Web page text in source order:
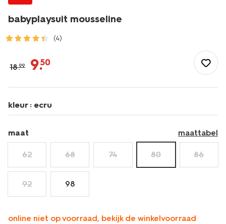
babyplaysuit mousseline
(4)
mousseline-
33188974.html
18.99 9.50
kleur : ecru
maat maattabel
62 68 74 80 86
92 98
online niet op voorraad, bekijk de winkelvoorraad